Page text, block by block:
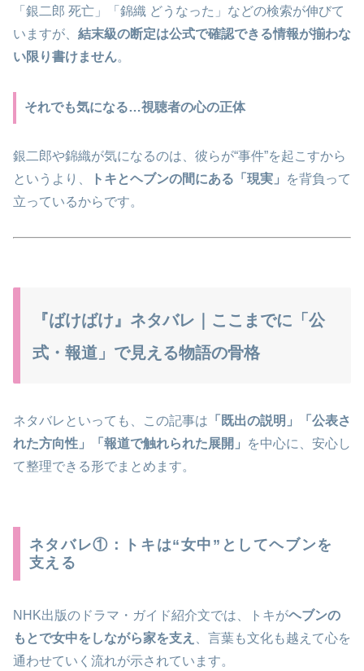
「銀二郎 死亡」「錦織 どうなった」などの検索が伸びて
いますが、 結末級の断定は公式で確認できる情報が揃わな
い限り書けません。
それでも気になる…視聴者の心の正体
銀二郎や錦織が気になるのは、彼らが“事件”を起こすから
というより、
トキとヘブンの間にある「現実」
を背負って
立っているからです。
『ばけばけ』ネタバレ｜ここまでに「公
式・報道」で見える物語の骨格
ネタバレといっても、この記事は 「既出の説明」「公表さ
れた方向性」「報道で触れられた展開」
を中心に、安心し
て整理できる形でまとめます。
ネタバレ①：トキは“女中”としてヘブンを
支える
NHK出版のドラマ・ガイド紹介文では、トキがヘブンの
もとで女中をしながら家を支え
、言葉も文化も越えて心を
通わせていく流れが示されています。